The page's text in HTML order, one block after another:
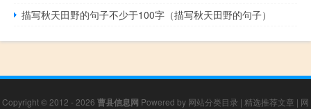
描写秋天田野的句子不少于100字（描写秋天田野的句子）
Copyright © 2012 - 2026 曹县信息网 Powered by 网站分类目录 | 精选推荐文章 | 网